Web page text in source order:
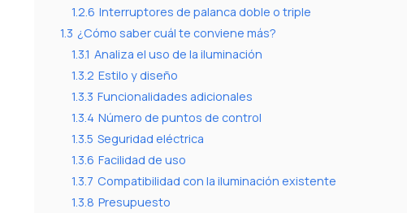
1.2.6 Interruptores de palanca doble o triple
1.3 ¿Cómo saber cuál te conviene más?
1.3.1 Analiza el uso de la iluminación
1.3.2 Estilo y diseño
1.3.3 Funcionalidades adicionales
1.3.4 Número de puntos de control
1.3.5 Seguridad eléctrica
1.3.6 Facilidad de uso
1.3.7 Compatibilidad con la iluminación existente
1.3.8 Presupuesto